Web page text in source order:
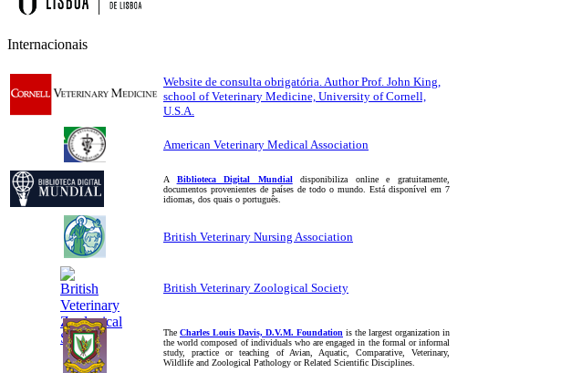
Internacionais
Website de consulta obrigatória. Author Prof. John King,
school of Veterinary Medicine, University of Cornell,
U.S.A.
American Veterinary Medical Association
A Biblioteca Digital Mundialdisponibiliza online e gratuitamente,
documentos provenientes de países de todo o mundo. Está disponível em 7
idiomas, dos quais o português.
British Veterinary Nursing Association
British Veterinary Zoological Society
The Charles Louis Davis, D.V.M. Foundation is the largest organization in
the world composed of individuals who are engaged in the formal or informal
study, practice or teaching of Avian, Aquatic, Comparative, Veterinary,
Wildlife and Zoological Pathology or Related Scientific Disciplines.